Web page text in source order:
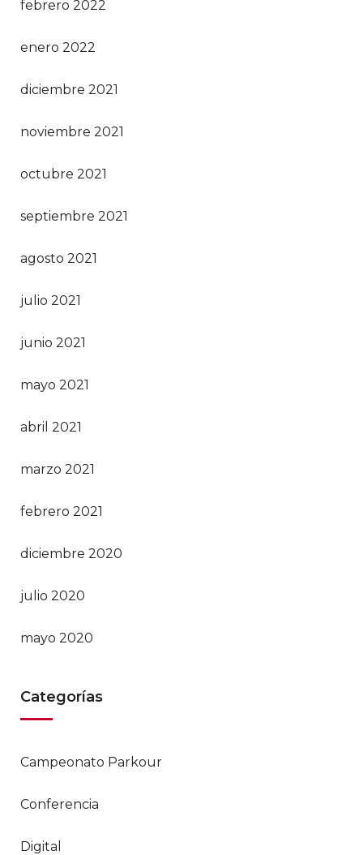
febrero 2022
enero 2022
diciembre 2021
noviembre 2021
octubre 2021
septiembre 2021
agosto 2021
julio 2021
junio 2021
mayo 2021
abril 2021
marzo 2021
febrero 2021
diciembre 2020
julio 2020
mayo 2020
Categorías
Campeonato Parkour
Conferencia
Digital